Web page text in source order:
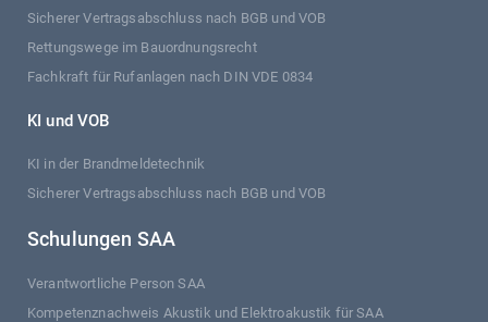
Sicherer Vertragsabschluss nach BGB und VOB
Rettungswege im Bauordnungsrecht
Fachkraft für Rufanlagen nach DIN VDE 0834
KI und VOB
KI in der Brandmeldetechnik
Sicherer Vertragsabschluss nach BGB und VOB
Schulungen SAA
Verantwortliche Person SAA
Kompetenznachweis Akustik und Elektroakustik für SAA